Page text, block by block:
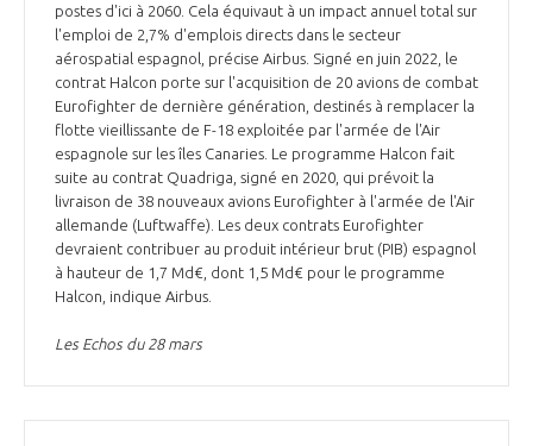
postes d'ici à 2060. Cela équivaut à un impact annuel total sur
l'emploi de 2,7% d'emplois directs dans le secteur
aérospatial espagnol, précise Airbus. Signé en juin 2022, le
contrat Halcon porte sur l'acquisition de 20 avions de combat
Eurofighter de dernière génération, destinés à remplacer la
flotte vieillissante de F-18 exploitée par l'armée de l'Air
espagnole sur les îles Canaries. Le programme Halcon fait
suite au contrat Quadriga, signé en 2020, qui prévoit la
livraison de 38 nouveaux avions Eurofighter à l'armée de l'Air
allemande (Luftwaffe). Les deux contrats Eurofighter
devraient contribuer au produit intérieur brut (PIB) espagnol
à hauteur de 1,7 Md€, dont 1,5 Md€ pour le programme
Halcon, indique Airbus.
Les Echos du 28 mars